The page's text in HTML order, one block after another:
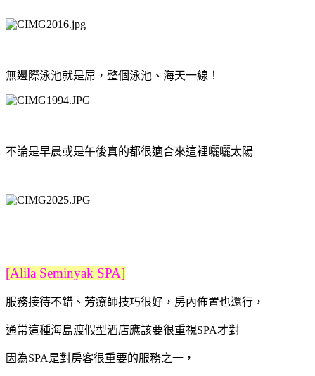
無邊際泳池就是屌，整個泳池、海天一線！
不論是早晨或是午後真的都很適合來這裡曬曬太陽
[Alila Seminyak SPA]
服務接待不錯、芳療師技巧很好，房內佈置也還行，
通常這種海島渡假型酒店應該要很重視SPA才對
因為SPA是對房客很重要的服務之一，